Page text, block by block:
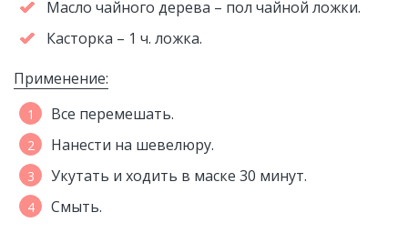
Масло чайного дерева – пол чайной ложки.
Касторка – 1 ч. ложка.
Применение:
Все перемешать.
Нанести на шевелюру.
Укутать и ходить в маске 30 минут.
Смыть.